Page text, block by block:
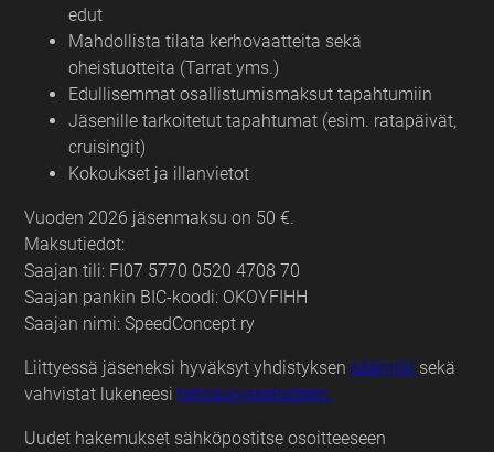
edut
Mahdollista tilata kerhovaatteita sekä
oheistuotteita (Tarrat yms.)
Edullisemmat osallistumismaksut tapahtumiin
Jäsenille tarkoitetut tapahtumat (esim. ratapäivät,
cruisingit)
Kokoukset ja illanvietot
Vuoden 2026 jäsenmaksu on 50 €.
Maksutiedot:
Saajan tili: FI07 5770 0520 4708 70
Saajan pankin BIC-koodi: OKOYFIHH
Saajan nimi: SpeedConcept ry
Liittyessä jäseneksi hyväksyt yhdistyksen säännöt sekä
vahvistat lukeneesitietosuojaselosteen.
Uudet hakemukset sähköpostitse osoitteeseen